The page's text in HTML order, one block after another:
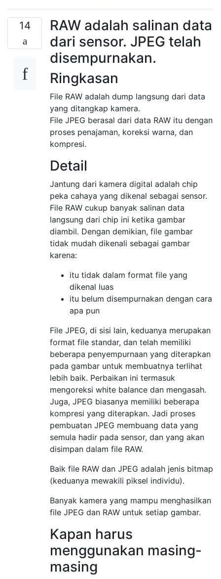
14
RAW adalah salinan data
dari sensor. JPEG telah
disempurnakan.
Ringkasan
File RAW adalah dump langsung dari data
yang ditangkap kamera.
File JPEG berasal dari data RAW itu dengan
proses penajaman, koreksi warna, dan
kompresi.
Detail
Jantung dari kamera digital adalah chip
peka cahaya yang dikenal sebagai sensor.
File RAW cukup banyak salinan data
langsung dari chip ini ketika gambar
diambil. Dengan demikian, file gambar
tidak mudah dikenali sebagai gambar
karena:
itu tidak dalam format file yang
dikenal luas
itu belum disempurnakan dengan cara
apa pun
File JPEG, di sisi lain, keduanya merupakan
format file standar, dan telah memiliki
beberapa penyempurnaan yang diterapkan
pada gambar untuk membuatnya terlihat
lebih baik. Perbaikan ini termasuk
mengoreksi white balance dan mengasah.
Juga, JPEG biasanya memiliki beberapa
kompresi yang diterapkan. Jadi proses
pembuatan JPEG membuang data yang
semula hadir pada sensor, dan yang akan
disimpan dalam file RAW.
Baik file RAW dan JPEG adalah jenis bitmap
(keduanya mewakili piksel individu).
Banyak kamera yang mampu menghasilkan
file JPEG dan RAW untuk setiap gambar.
Kapan harus
menggunakan masing-
masing